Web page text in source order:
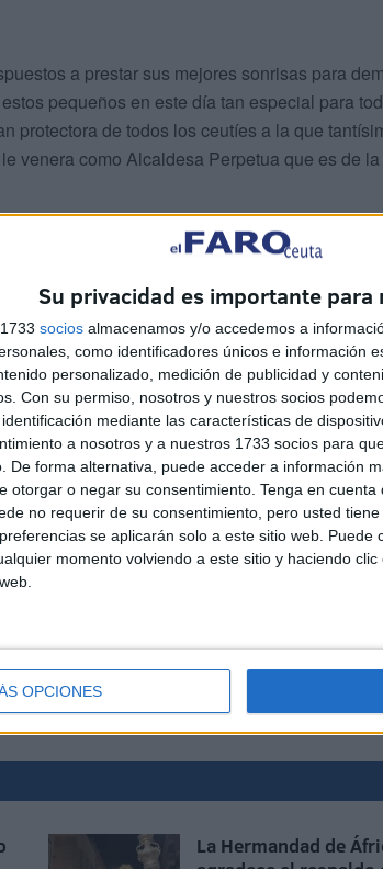
Su privacidad es importante para
socios almacenamos y/o accedemos a
como identificadores únicos e información
personalizado, medición de publicidad y
Con su permiso, nosotros y nuestros socios
mediante las características de
a nosotros y a nuestros 1733 socios para
De forma alternativa, puede acceder a información
otorgar o negar su consentimiento. Tenga en cuenta
no requerir de su consentimiento, pero usted
se aplicarán solo a este sitio web. Puede
momento volviendo a este sitio y haciendo
OPCIONES
a prestar sus mejores sonrisas para
pequeños en este día tan especial para
protectora de todos los ceutíes a la que
venera como Alcaldesa Perpetua que es de
los detalles. Nuestro compañero Diego
este sábado en el Santuario de Nuestra
de quienes trabajamos en la sociedad caballa!
también en nuestra edición impresa de este
en papel de las fotografías para tener
La Hermandad de